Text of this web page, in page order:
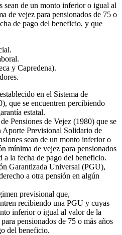
sean de un monto inferior o igual al
de vejez para pensionados de 75 o
de pago del beneficio, y que
y Capredena).
en el Sistema de
que se encuentren percibiendo
estatal.
Pensiones de Vejez (1980) que se
Aporte Previsional Solidario de
sean de un monto inferior o
mínima de vejez para pensionados
a la fecha de pago del beneficio.
Garantizada Universal (PGU),
a otra pensión en algún
previsional que,
recibiendo una PGU y cuyas
inferior o igual al valor de la
pensionados de 75 o más años
del beneficio.